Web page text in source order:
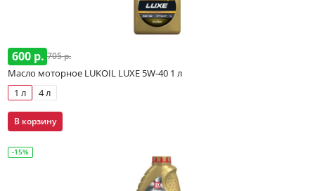
600 р. 705 р.
Масло моторное LUKOIL LUXE 5W-40 1 л
1 л
4 л
В корзину
-15%